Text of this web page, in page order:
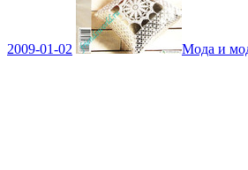
2009-01-02 Мода и